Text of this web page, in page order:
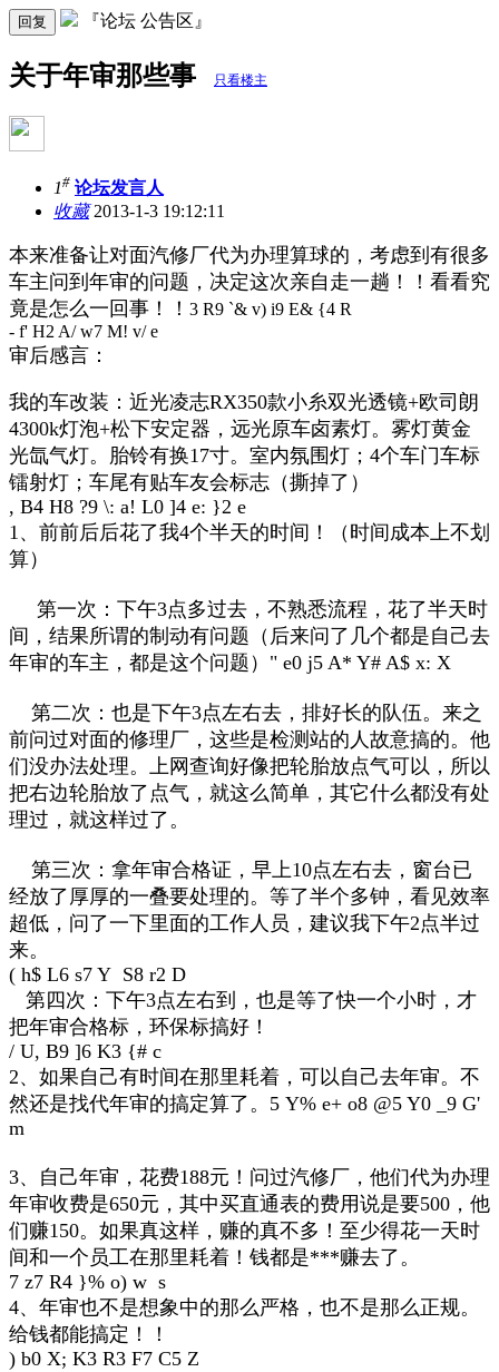
回复 『论坛 公告区』
关于年审那些事 只看楼主
1# 论坛发言人
收藏2013-1-3 19:12:11
本来准备让对面汽修厂代为办理算球的，考虑到有很多
车主问到年审的问题，决定这次亲自走一趟！！看看究
竟是怎么一回事！！ 3 R9 `& v) i9 E& {4 R
- f' H2 A/ w7 M! v/ e
审后感言：
我的车改装：近光凌志RX350款小糸双光透镜+欧司朗
4300k灯泡+松下安定器，远光原车卤素灯。雾灯黄金
光氙气灯。胎铃有换17寸。室内氛围灯；4个车门车标
镭射灯；车尾有贴车友会标志（撕掉了）
, B4 H8 ?9 \: a! L0 ]4 e: }2 e
1、前前后后花了我4个半天的时间！（时间成本上不划
算）
第一次：下午3点多过去，不熟悉流程，花了半天时
间，结果所谓的制动有问题（后来问了几个都是自己去
年审的车主，都是这个问题） " e0 j5 A* Y# A$ x: X
第二次：也是下午3点左右去，排好长的队伍。来之
前问过对面的修理厂，这些是检测站的人故意搞的。他
们没办法处理。上网查询好像把轮胎放点气可以，所以
把右边轮胎放了点气，就这么简单，其它什么都没有处
理过，就这样过了。
第三次：拿年审合格证，早上10点左右去，窗台已
经放了厚厚的一叠要处理的。等了半个多钟，看见效率
超低，问了一下里面的工作人员，建议我下午2点半过
来。
( h$ L6 s7 Y S8 r2 D
第四次：下午3点左右到，也是等了快一个小时，才
把年审合格标，环保标搞好！
/ U, B9 ]6 K3 {# c
2、如果自己有时间在那里耗着，可以自己去年审。不
然还是找代年审的搞定算了。 5 Y% e+ o8 @5 Y0 _9 G'
m
3、自己年审，花费188元！问过汽修厂，他们代为办理
年审收费是650元，其中买直通表的费用说是要500，他
们赚150。如果真这样，赚的真不多！至少得花一天时
间和一个员工在那里耗着！钱都是***赚去了。
7 z7 R4 }% o) w s
4、年审也不是想象中的那么严格，也不是那么正规。
给钱都能搞定！！
) b0 X; K3 R3 F7 C5 Z